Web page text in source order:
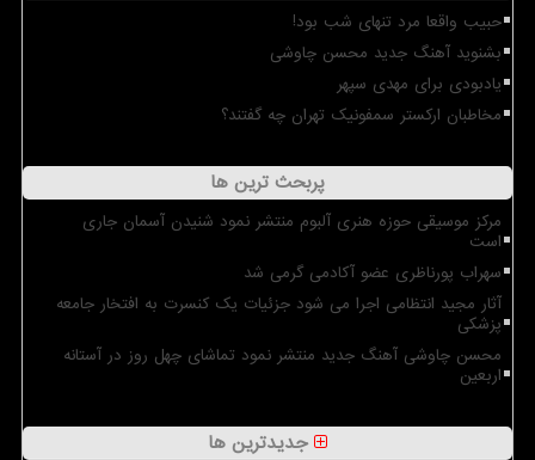
حبیب واقعا مرد تنهای شب بود!
بشنوید آهنگ جدید محسن چاوشی
یادبودی برای مهدی سپهر
مخاطبان ارکستر سمفونیک تهران چه گفتند؟
پربحث ترین ها
مرکز موسیقی حوزه هنری آلبوم منتشر نمود شنیدن آسمان جاری
است
سهراب پورناظری عضو آکادمی گرمی شد
آثار مجید انتظامی اجرا می شود جزئیات یک کنسرت به افتخار جامعه
پزشکی
محسن چاوشی آهنگ جدید منتشر نمود تماشای چهل روز در آستانه
اربعین
جدیدترین ها